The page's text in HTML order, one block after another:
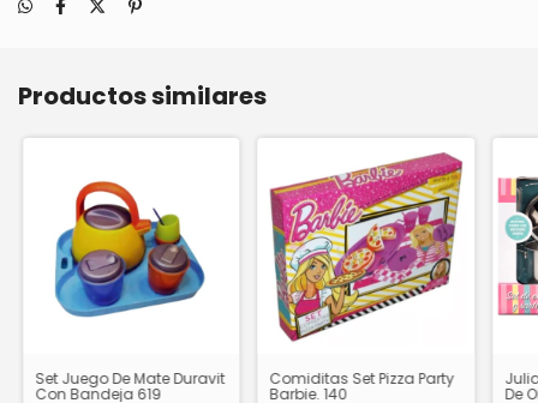
Productos similares
Set Juego De Mate Duravit
Con Bandeja 619
Comiditas Set Pizza Party
Barbie. 140 De